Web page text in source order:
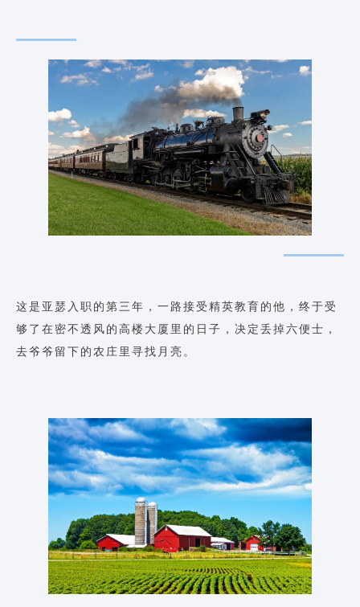
这是亚瑟入职的第三年，一路接受精英教育的他，终于受
够了在密不透风的高楼大厦里的日子，决定丢掉六便士，
去爷爷留下的农庄里寻找月亮。